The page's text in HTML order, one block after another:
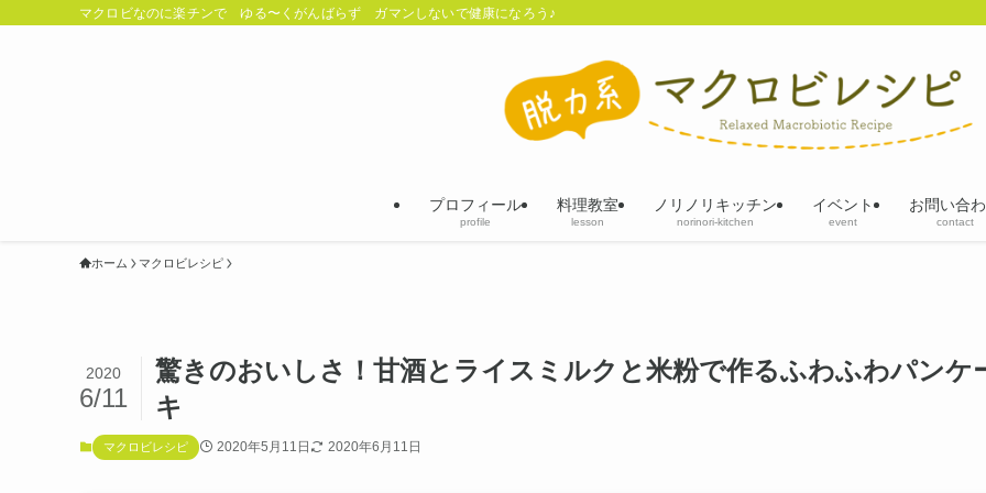
マクロビなのに楽チンで ゆる〜くがんばらず ガマンしないで健康になろう♪
プロフィール
profile
料理教室
lesson
ノリノリキッチン
norinori-kitchen
イベント
event
お問い合
contact
ホーム マクロビレシピ
驚きのおいしさ！甘酒とライスミルクと米粉で作るふわふわパンケ
キ
2020
6/11
マクロビレシピ 2020年5月11日 2020年6月11日